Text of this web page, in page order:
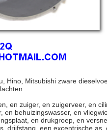
Hino, Mitsubishi zware
en zuiger, en zuigerveer, en
en behuizingswasser, en
en drukgroep, en
drijfstang, een excentrische